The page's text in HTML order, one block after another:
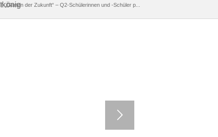
/ „Garten der Zukunft“ – Q2-Schülerinnen und -Schüler p...